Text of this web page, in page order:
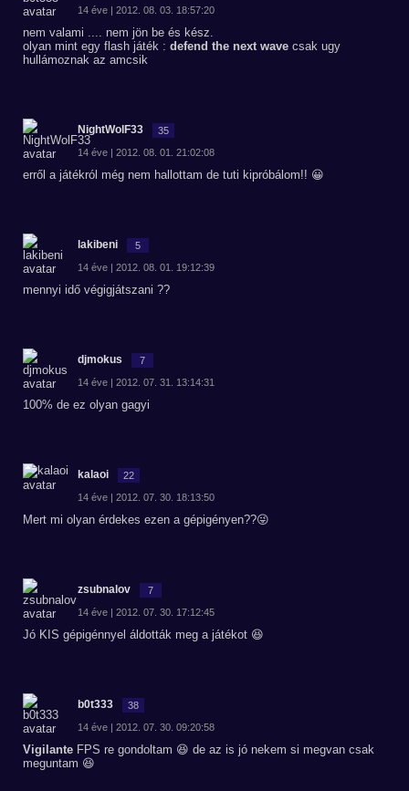
14 éve | 2012. 08. 03. 18:57:20
nem valami .... nem jön be és kész.
olyan mint egy flash játék : defend the next wave csak ugy
hullámoznak az amcsik
NightWolF33 35
14 éve | 2012. 08. 01. 21:02:08
erről a játékról még nem hallottam de tuti kipróbálom!! 😀
lakibeni 5
14 éve | 2012. 08. 01. 19:12:39
mennyi idő végigjátszani ??
djmokus 7
14 éve | 2012. 07. 31. 13:14:31
100% de ez olyan gagyi
kalaoi 22
14 éve | 2012. 07. 30. 18:13:50
Mert mi olyan érdekes ezen a gépigényen??😜
zsubnalov 7
14 éve | 2012. 07. 30. 17:12:45
Jó KIS gépigénnyel áldották meg a játékot 😆
b0t333 38
14 éve | 2012. 07. 30. 09:20:58
Vigilante FPS re gondoltam 😆 de az is jó nekem si megvan csak
meguntam 😆